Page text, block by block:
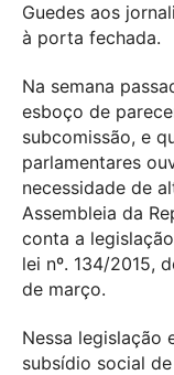
Guedes aos
à porta fechada.
Na semana
esboço de
subcomissão, e
parlamentares
necessidade de
Assembleia da
conta a
lei nº. 134/2015,
de março.
Nessa legislação
subsídio social